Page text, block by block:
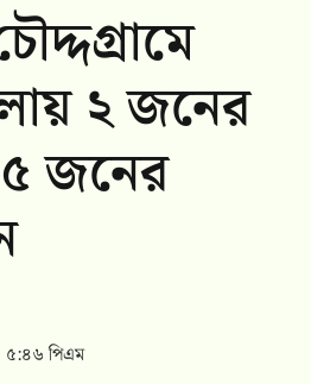
২ জনের
জনের
৫:৪৬ পিএম